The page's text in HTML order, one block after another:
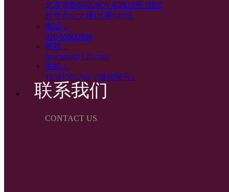
北京市朝阳区东方东路19号 DRC
外交办公大楼D1座0401E
电话：
010-65900800
邮箱：
fuuchina@126.com
手机：
18581965760（微信同号）
联系我们
CONTACT US